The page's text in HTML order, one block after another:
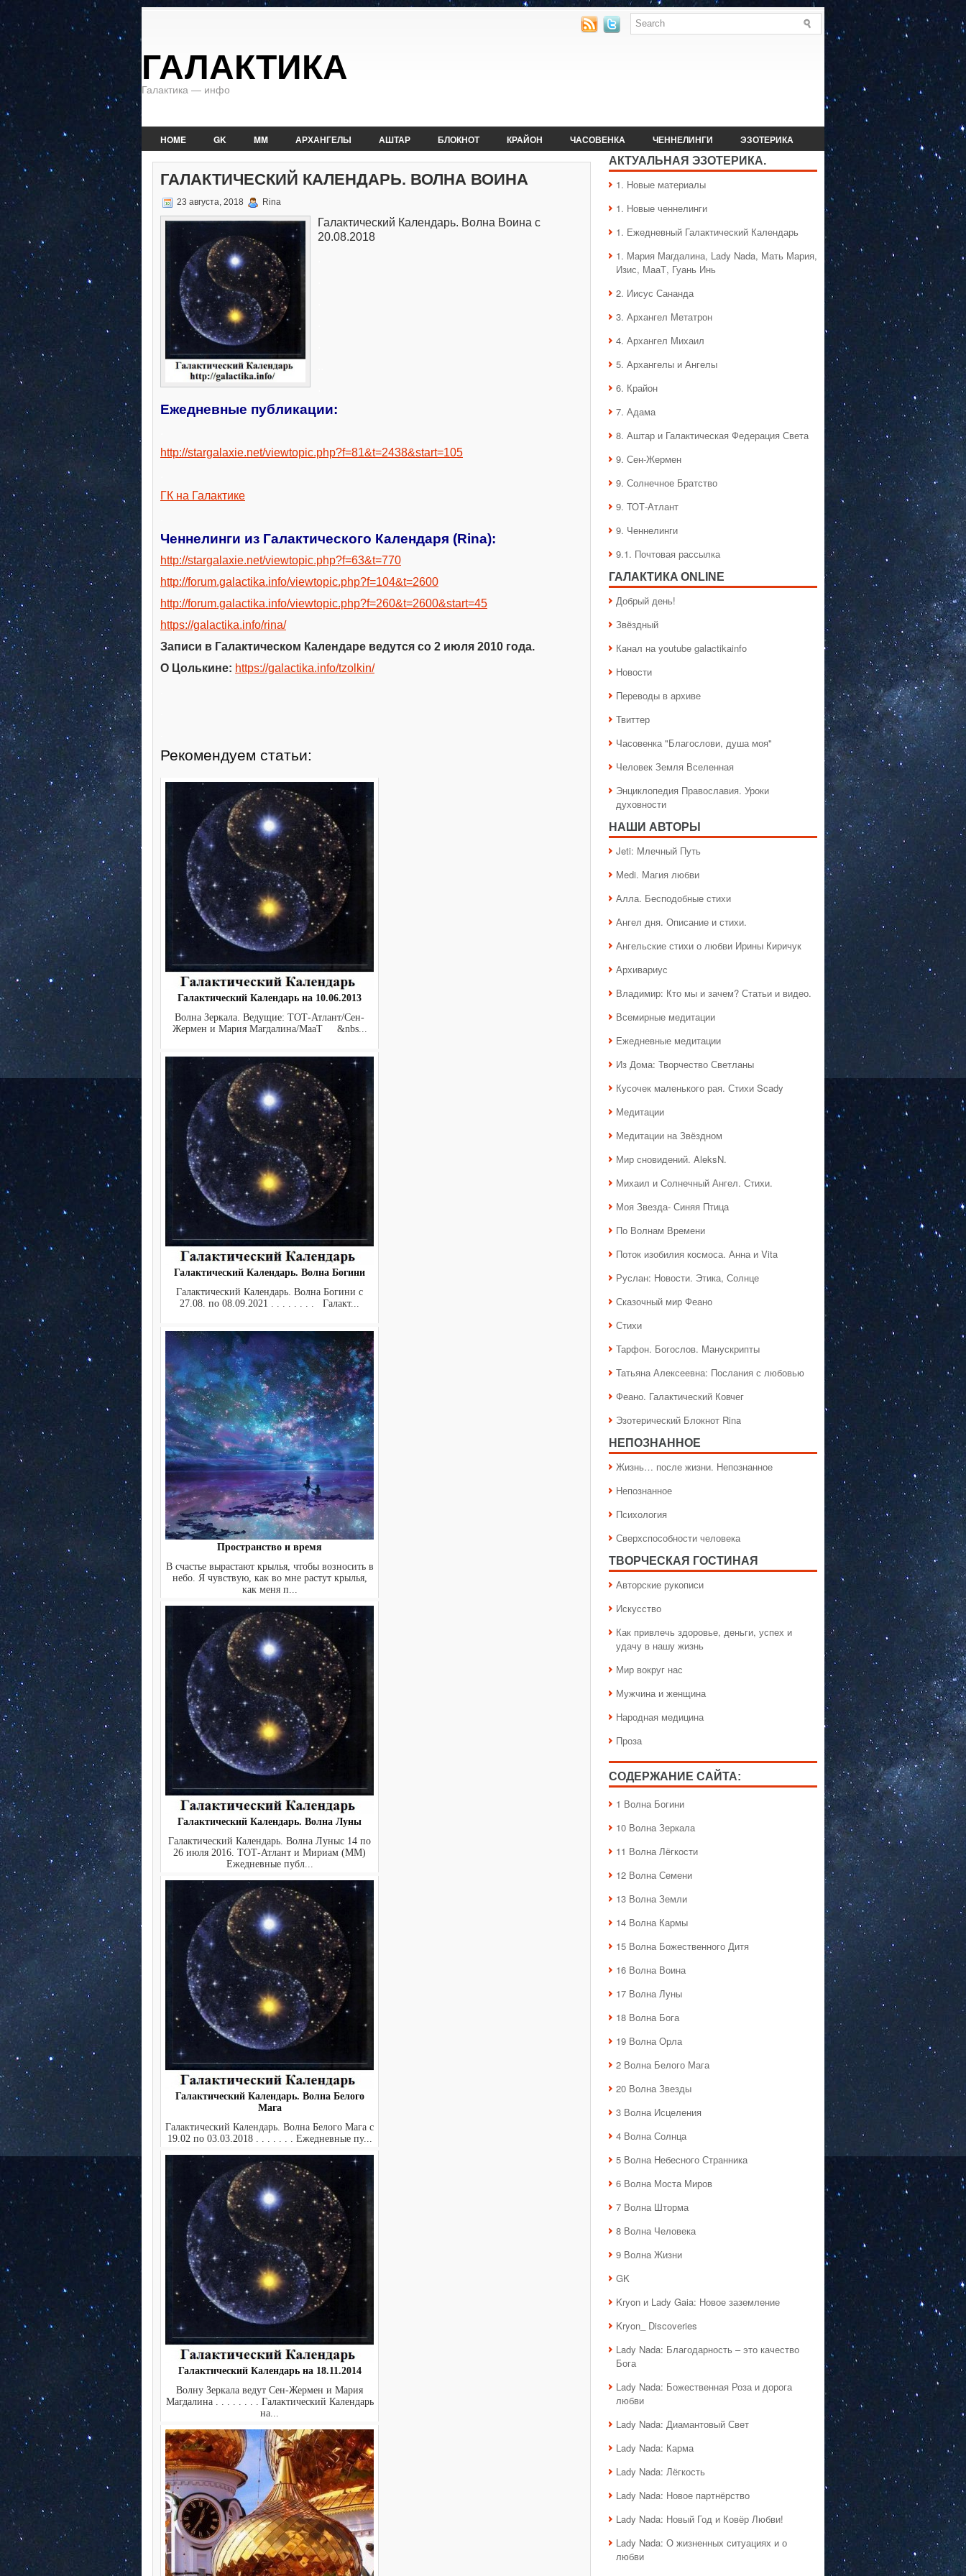
ГАЛАКТИКА
Галактика — инфо
HOME GK MM АРХАНГЕЛЫ АШТАР БЛОКНОТ КРАЙОН ЧАСОВЕНКА ЧЕННЕЛИНГИ ЭЗОТЕРИКА
ГАЛАКТИЧЕСКИЙ КАЛЕНДАРЬ. ВОЛНА ВОИНА
23 августа, 2018 Rina
Галактический Календарь. Волна Воина с
20.08.2018
Ежедневные публикации:
http://stargalaxie.net/viewtopic.php?f=81&t=2438&start=105
ГК на Галактике
Ченнелинги из Галактического Календаря (Rina):
http://stargalaxie.net/viewtopic.php?f=63&t=770
http://forum.galactika.info/viewtopic.php?f=104&t=2600
http://forum.galactika.info/viewtopic.php?f=260&t=2600&start=45
https://galactika.info/rina/
Записи в Галактическом Календаре ведутся со 2 июля 2010 года.
О Цолькине: https://galactika.info/tzolkin/
Рекомендуем статьи:
Галактический Календарь на 10.06.2013
Волна Зеркала. Ведущие: ТОТ-Атлант/Сен-
Жермен и Мария Магдалина/МааТ &nbs...
Галактический Календарь. Волна Богини
Галактический Календарь. Волна Богини с
27.08. по 08.09.2021 . . . . . . . . Галакт...
Пространство и время
В счастье вырастают крылья, чтобы возносить в
небо. Я чувствую, как во мне растут крылья,
как меня п...
Галактический Календарь. Волна Луны
Галактический Календарь. Волна Луныс 14 по
26 июля 2016. ТОТ-Атлант и Мириам (ММ)
Ежедневные публ...
Галактический Календарь. Волна Белого
Мага
Галактический Календарь. Волна Белого Мага с
19.02 по 03.03.2018 . . . . . . . Ежедневные пу...
Галактический Календарь на 18.11.2014
Волну Зеркала ведут Сен-Жермен и Мария
Магдалина . . . . . . . . Галактический Календарь
на...
АКТУАЛЬНАЯ ЭЗОТЕРИКА.
1. Hовые материалы
1. Hовые ченнелинги
1. Ежедневный Галактический Календарь
1. Мария Магдалина, Lady Nada, Мать Мария,
Изис, МааТ, Гуань Инь
2. Иисус Сананда
3. Архангел Метатрон
4. Архангел Михаил
5. Архангелы и Ангелы
6. Крайон
7. Адама
8. Аштар и Галактическая Федерация Света
9. Сен-Жермен
9. Солнечное Братство
9. ТОТ-Атлант
9. Ченнелинги
9.1. Почтовая рассылка
ГАЛАКТИКA ONLINE
Добрый день!
Звёздный
Канал на youtube galactikainfo
Новости
Переводы в архиве
Твиттер
Часовенка "Благослови, душа моя"
Человек Земля Вселенная
Энциклопедия Православия. Уроки
духовности
НАШИ АВТОРЫ
Jeti: Млечный Путь
Medi. Магия любви
Алла. Бесподобные стихи
Ангел дня. Описание и стихи.
Ангельские стихи о любви Ирины Киричук
Архивариус
Владимир: Кто мы и зачем? Статьи и видео.
Всемирные медитации
Ежедневные медитации
Из Дома: Творчество Светланы
Кусочек маленького рая. Стихи Scady
Медитации
Медитации на Звёздном
Мир сновидений. AleksN.
Михаил и Солнечный Ангел. Стихи.
Моя Звезда- Синяя Птица
По Волнам Времени
Поток изобилия космоса. Анна и Vita
Руслан: Новости. Этика, Солнце
Сказочный мир Феано
Стихи
Тарфон. Богослов. Манускрипты
Татьяна Алексеевна: Послания с любовью
Феано. Галактический Ковчег
Эзотерический Блокнот Rina
НЕПОЗНАННОЕ
Жизнь… после жизни. Непознанное
Непознанное
Психология
Сверхспособности человека
ТВОРЧЕСКАЯ ГОСТИНАЯ
Авторские рукописи
Искусство
Как привлечь здоровье, деньги, успех и
удачу в нашу жизнь
Мир вокруг нас
Мужчина и женщина
Народная медицина
Проза
СОДЕРЖАНИЕ САЙТА:
1 Волна Богини
10 Волна Зеркала
11 Волна Лёгкости
12 Волна Семени
13 Волна Земли
14 Волна Кармы
15 Волна Божественного Дитя
16 Волна Воина
17 Волна Луны
18 Волна Бога
19 Волна Орла
2 Волна Белого Мага
20 Волна Звезды
3 Волна Исцеления
4 Волна Солнца
5 Волна Небесного Странника
6 Волна Моста Миров
7 Волна Шторма
8 Волна Человека
9 Волна Жизни
GK
Kryon и Lady Gaia: Новое заземление
Kryon_ Discoveries
Lady Nada: Благодарность – это качество
Бога
Lady Nada: Божественная Роза и дорога
любви
Lady Nada: Диамантовый Свет
Lady Nada: Карма
Lady Nada: Лёгкость
Lady Nada: Новое партнёрство
Lady Nada: Новый Год и Ковёр Любви!
Lady Nada: О жизненных ситуациях и о
любви